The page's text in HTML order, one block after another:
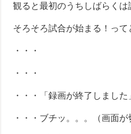
観ると最初のうちしばらく
そろそろ試合が始まる！っ
・・・
・・・
・・・「録画が終了しました
・・・ブチッ。。。（画面が